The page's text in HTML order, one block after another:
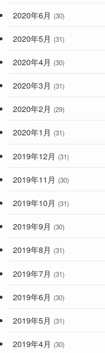
2020年6月 (30)
2020年5月 (31)
2020年4月 (30)
2020年3月 (31)
2020年2月 (29)
2020年1月 (31)
2019年12月 (31)
2019年11月 (30)
2019年10月 (31)
2019年9月 (30)
2019年8月 (31)
2019年7月 (31)
2019年6月 (30)
2019年5月 (31)
2019年4月 (30)